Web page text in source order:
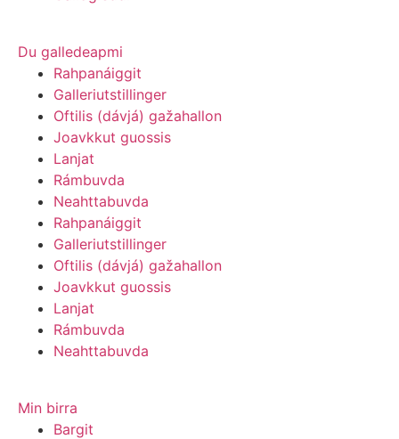
Du galledeapmi
Rahpanáiggit
Galleriutstillinger
Oftilis (dávjá) gažahallon
Joavkkut guossis
Lanjat
Rámbuvda
Neahttabuvda
Rahpanáiggit
Galleriutstillinger
Oftilis (dávjá) gažahallon
Joavkkut guossis
Lanjat
Rámbuvda
Neahttabuvda
Min birra
Bargit